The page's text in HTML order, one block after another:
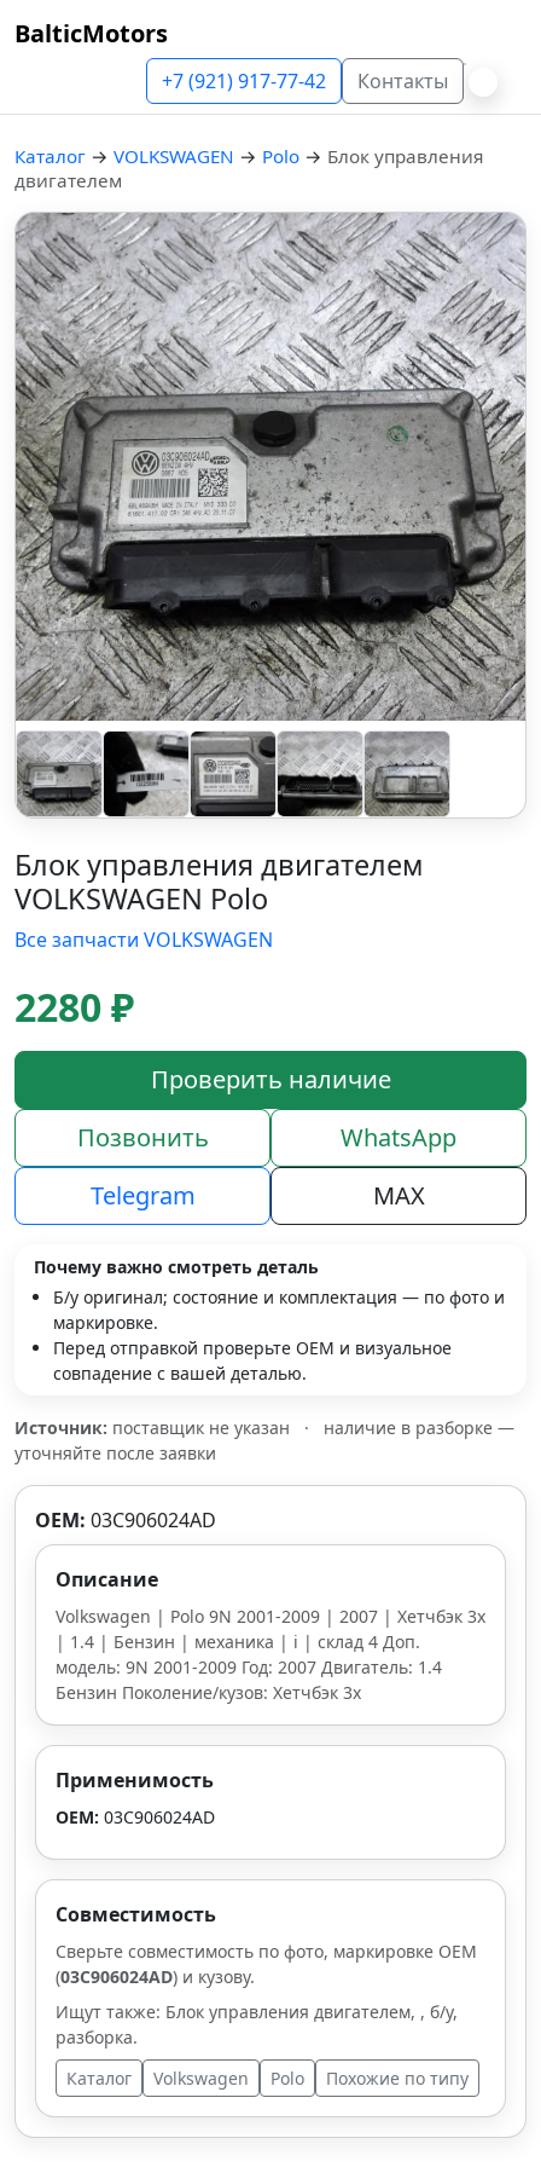
BalticMotors
+7 (921) 917-77-42 Контакты
Каталог → VOLKSWAGEN → Polo → Блок управления
двигателем
Блок управления двигателем
VOLKSWAGEN Polo
Все запчасти VOLKSWAGEN
2280 ₽
Проверить наличие
Позвонить
WhatsApp
Telegram
MAX
Почему важно смотреть деталь
Б/у оригинал; состояние и комплектация — по фото и
маркировке.
Перед отправкой проверьте OEM и визуальное
совпадение с вашей деталью.
Источник: поставщик не указан ·
наличие в разборке —
уточняйте после заявки
OEM: 03C906024AD
Описание
Volkswagen | Polo 9N 2001-2009 | 2007 | Хетчбэк 3х
| 1.4 | Бензин | механика | i | склад 4 Доп.
модель: 9N 2001-2009 Год: 2007 Двигатель: 1.4
Бензин Поколение/кузов: Хетчбэк 3х
Применимость
OEM: 03C906024AD
Совместимость
Сверьте совместимость по фото, маркировке OEM
(03C906024AD) и кузову.
Ищут также: Блок управления двигателем, , б/у,
разборка.
Каталог
Volkswagen Polo Похожие по типу